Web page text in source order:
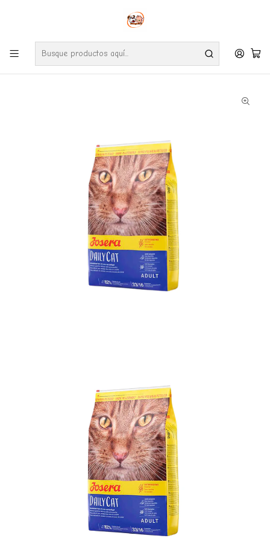
Envíos gratuitos por compras desde $24.990 en la RM (Comunas informadas
Ve nuestras zonas de cobertura diaria.
Inicio Gatos Alimentos Josera Dailycat 2 Kg